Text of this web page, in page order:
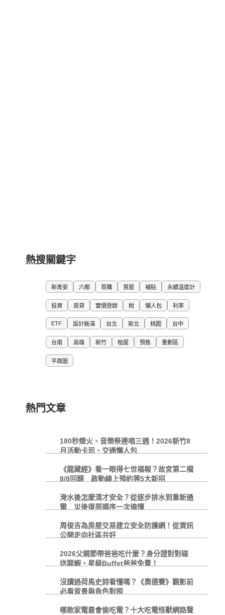
熱搜關鍵字
新青安 六都 首購 賞屋 補貼 永續溫度計
投資 房貸 實價登錄 稅 懶人包 利率
ETF 設計裝潢 台北 新北 桃園 台中
台南 高雄 新竹 租屋 預售 重劃區
平面圖
熱門文章
180秒煙火、音樂祭連唱三週！2026新竹8
月活動卡司、交通懶人包
《龍藏經》看一眼得七世福報？故宮第二檔
8/8回歸 啟動線上預約等5大新招
淹水後怎麼清才安全？從逐步排水到重新通
電 災後復原順序一次搞懂
周俊吉為房屋交易建立安全防護網！從資訊
公開走向社區共好
2026父親節帶爸爸吃什麼？身分證對對碰
送龍蝦、星級Buffet爸爸免費！
沒讀過荷馬史詩看懂嗎？《奧德賽》觀影前
必看背景與角色對照
哪款家電最會偷吃電？十大吃電怪獸網路聲